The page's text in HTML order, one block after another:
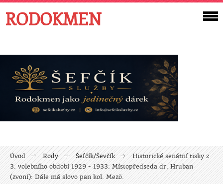
RODOKMEN
Úvod Rody Šefčík/Ševčík
Historické senátní tisky z
3. volebního období 1929 - 1933: Místopředseda dr. Hruban
(zvoní): Dále má slovo pan kol. Mezö.